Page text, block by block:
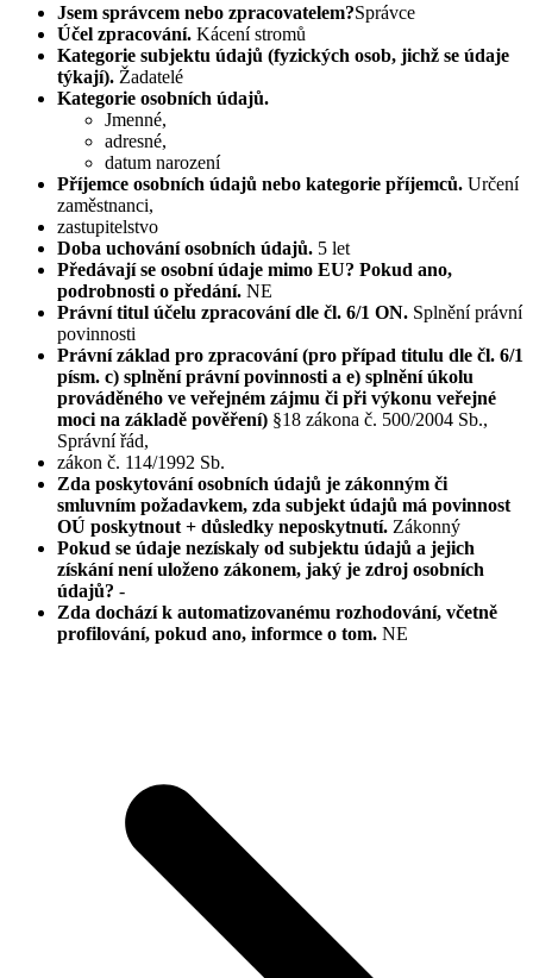
Jsem správcem nebo zpracovatelem?Správce
Účel zpracování. Kácení stromů
Kategorie subjektu údajů (fyzických osob, jichž se údaje
týkají). Žadatelé
Kategorie osobních údajů.
Jmenné,
adresné,
datum narození
Příjemce osobních údajů nebo kategorie příjemců. Určení
zaměstnanci,
zastupitelstvo
Doba uchování osobních údajů. 5 let
Předávají se osobní údaje mimo EU? Pokud ano,
podrobnosti o předání. NE
Právní titul účelu zpracování dle čl. 6/1 ON. Splnění právní
povinnosti
Právní základ pro zpracování (pro případ titulu dle čl. 6/1
písm. c) splnění právní povinnosti a e) splnění úkolu
prováděného ve veřejném zájmu či při výkonu veřejné
moci na základě pověření) §18 zákona č. 500/2004 Sb.,
Správní řád,
zákon č. 114/1992 Sb.
Zda poskytování osobních údajů je zákonným či
smluvním požadavkem, zda subjekt údajů má povinnost
OÚ poskytnout + důsledky neposkytnutí. Zákonný
Pokud se údaje nezískaly od subjektu údajů a jejich
získání není uloženo zákonem, jaký je zdroj osobních
údajů? -
Zda dochází k automatizovanému rozhodování, včetně
profilování, pokud ano, informce o tom. NE